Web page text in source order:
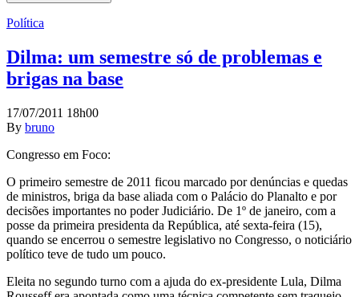
Política
Dilma: um semestre só de problemas e
brigas na base
17/07/2011 18h00
By bruno
Congresso em Foco:
O primeiro semestre de 2011 ficou marcado por denúncias e quedas
de ministros, briga da base aliada com o Palácio do Planalto e por
decisões importantes no poder Judiciário. De 1º de janeiro, com a
posse da primeira presidenta da República, até sexta-feira (15),
quando se encerrou o semestre legislativo no Congresso, o noticiário
político teve de tudo um pouco.
Eleita no segundo turno com a ajuda do ex-presidente Lula, Dilma